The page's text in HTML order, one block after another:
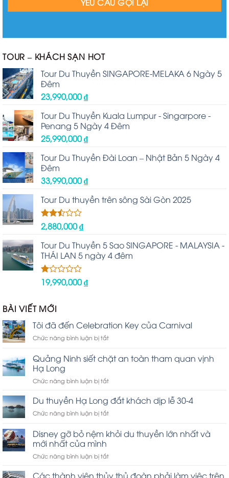
TOUR – KHÁCH SẠN HOT
Tour Du Thuyền SINGAPORE-MELAKA 6 Ngày 5
Đêm
23,990,000₫
Tour Du Thuyền Kuala Lumpur - Singarpore -
Penang 5 Ngày 4 Đêm
25,990,000₫
Tour Du Thuyền Đài Loan – Nhật Bản 5 Ngày 4
Đêm
33,990,000₫
Tour Du thuyền trên sông Sài Gòn 2025
Được
hạng
2.48
5 sao
2,880,000₫
Tour Du Thuyền 5 Sao SINGAPORE - MALAYSIA -
THÁI LAN 5 ngày 4 đêm
Được
1.00
5
sao
19,990,000₫
BÀI VIẾT MỚI
Tôi đã đến Celebration Key của Carnival
Chức năng bình luận bị tắtở
đã
đến
Key
Carnival
Quảng Ninh siết chặt an toàn tham quan vịnh
Hạ Long
Chức năng bình luận bị tắtở
Ninh
siết
chặt
toàn
vịnh
Long
Du thuyền Hạ Long đắt khách dịp lễ 30-4
Chức năng bình luận bị tắtở
thuyền
Hạ
đắt
dịp
Disney gỡ bỏ nệm khỏi du thuyền lớn nhất và
mới nhất của mình
Chức năng bình luận bị tắtở
gỡ
Các thành viên thủy thủ đoàn phải làm việc trên